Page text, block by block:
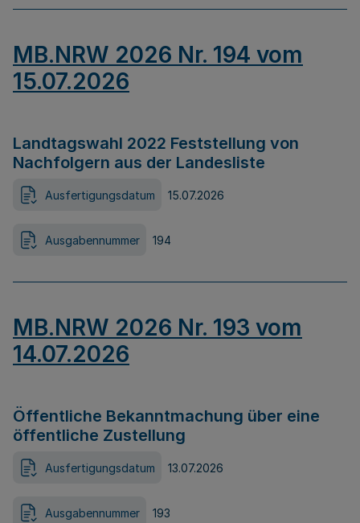
MB.NRW 2026 Nr. 194 vom
15.07.2026
Landtagswahl 2022 Feststellung von
Nachfolgern aus der Landesliste
Ausfertigungsdatum 15.07.2026
Ausgabennummer 194
MB.NRW 2026 Nr. 193 vom
14.07.2026
Öffentliche Bekanntmachung über eine
öffentliche Zustellung
Ausfertigungsdatum 13.07.2026
Ausgabennummer 193